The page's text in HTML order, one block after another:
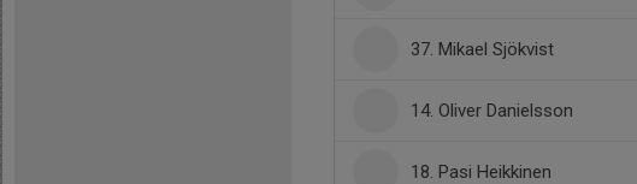
37. Mikael Sjökvist
14. Oliver Danielsson
18. Pasi Heikkinen